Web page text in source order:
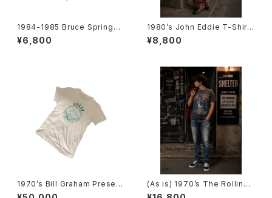
1984-1985 Bruce Springst
een tour Sleeveless T-Shi
rts -1984年-1985年 ブルー
¥6,800
1980’s John Eddie T-Shirts
-1980年代 ジョン・エディTシャ
ツ-
¥8,800
1970’s Bill Graham Present
s Day on the Green Staff T
(As is) 1970’s The Rolling
Stones tour T-Shirts -1978